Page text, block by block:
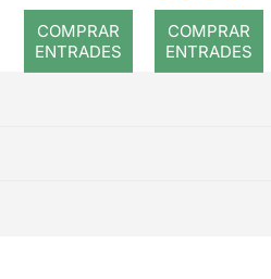
COMPRAR
ENTRADES
COMPRAR
ENTRADES